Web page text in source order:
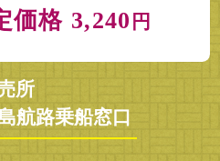
価格 3,240 円
所
航路乗船窓口